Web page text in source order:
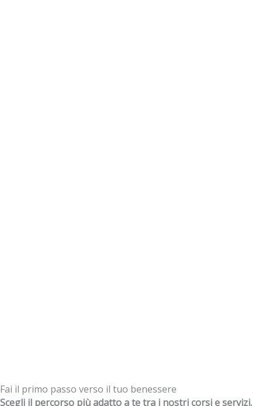
Fai il primo passo verso il tuo benessere
Scegli il percorso più adatto a te tra i nostri corsi e servizi.